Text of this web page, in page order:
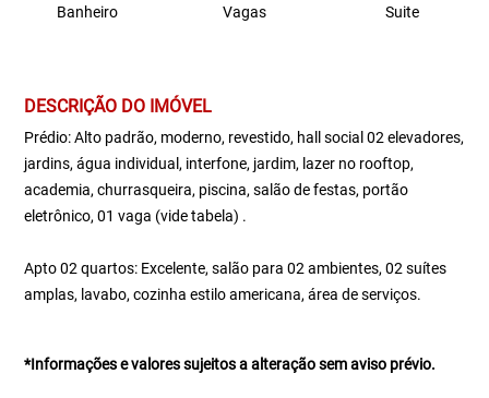
Banheiro
Vagas
Suite
DESCRIÇÃO DO IMÓVEL
Prédio: Alto padrão, moderno, revestido, hall social 02 elevadores,
jardins, água individual, interfone, jardim, lazer no rooftop,
academia, churrasqueira, piscina, salão de festas, portão
eletrônico, 01 vaga (vide tabela) .
Apto 02 quartos: Excelente, salão para 02 ambientes, 02 suítes
amplas, lavabo, cozinha estilo americana, área de serviços.
*Informações e valores sujeitos a alteração sem aviso prévio.